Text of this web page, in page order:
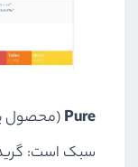
Pure(محصول